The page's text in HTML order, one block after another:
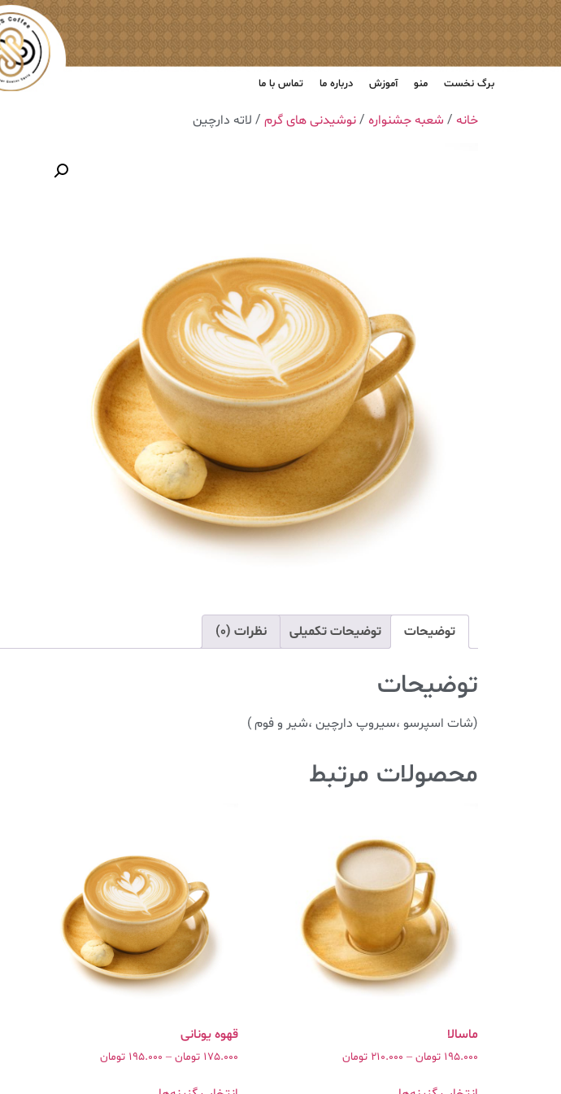
برگ نخست منو آموزش درباره ما تماس با ما
خانه / شعبه جشنواره /نوشیدنی های گرم / ‎لاته دارچین
توضیحات توضیحات تکمیلی نظرات (0)
توضیحات
(شات اسپرسو ،سیروپ دارچین ،شیر و فوم )
محصولات مرتبط
195.000 تومان –
210.000 تومان 175.000 تومان –
195.000 تومان